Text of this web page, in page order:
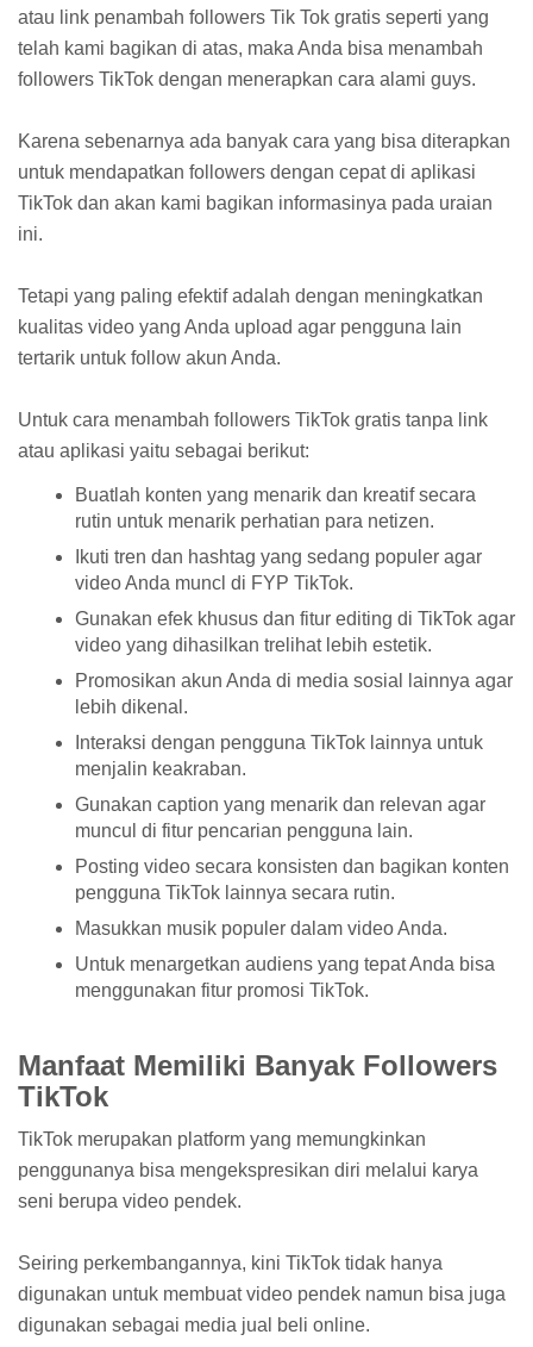
atau link penambah followers Tik Tok gratis seperti yang
telah kami bagikan di atas, maka Anda bisa menambah
followers TikTok dengan menerapkan cara alami guys.
Karena sebenarnya ada banyak cara yang bisa diterapkan
untuk mendapatkan followers dengan cepat di aplikasi
TikTok dan akan kami bagikan informasinya pada uraian
ini.
Tetapi yang paling efektif adalah dengan meningkatkan
kualitas video yang Anda upload agar pengguna lain
tertarik untuk follow akun Anda.
Untuk cara menambah followers TikTok gratis tanpa link
atau aplikasi yaitu sebagai berikut:
Buatlah konten yang menarik dan kreatif secara
rutin untuk menarik perhatian para netizen.
Ikuti tren dan hashtag yang sedang populer agar
video Anda muncl di FYP TikTok.
Gunakan efek khusus dan fitur editing di TikTok agar
video yang dihasilkan trelihat lebih estetik.
Promosikan akun Anda di media sosial lainnya agar
lebih dikenal.
Interaksi dengan pengguna TikTok lainnya untuk
menjalin keakraban.
Gunakan caption yang menarik dan relevan agar
muncul di fitur pencarian pengguna lain.
Posting video secara konsisten dan bagikan konten
pengguna TikTok lainnya secara rutin.
Masukkan musik populer dalam video Anda.
Untuk menargetkan audiens yang tepat Anda bisa
menggunakan fitur promosi TikTok.
Manfaat Memiliki Banyak Followers
TikTok
TikTok merupakan platform yang memungkinkan
penggunanya bisa mengekspresikan diri melalui karya
seni berupa video pendek.
Seiring perkembangannya, kini TikTok tidak hanya
digunakan untuk membuat video pendek namun bisa juga
digunakan sebagai media jual beli online.